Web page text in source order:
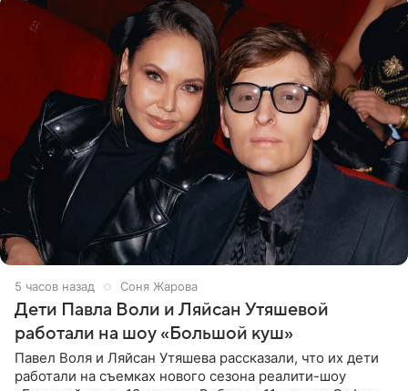
5 часов назад Соня Жарова
Дети Павла Воли и Ляйсан Утяшевой
работали на шоу «Большой куш»
Павел Воля и Ляйсан Утяшева рассказали, что их дети
работали на съемках нового сезона реалити-шоу